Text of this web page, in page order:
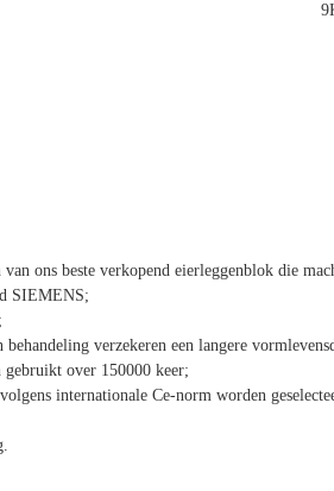
ons beste verkopend eierleggenblok die
SIEMENS;
verzekeren een langere
over 150000 keer;
internationale Ce-norm worden